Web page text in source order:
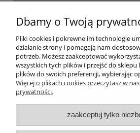
Moje konto
Gwarancja i zwroty
O firmie
Dbamy o Twoją
Pliki cookies i pokrewne im technologie
działanie strony i pomagają nam
potrzeb. Możesz zaakceptować
wszystkich tych plików i przejść do sklepu
plików do swoich preferencji, wybierając
Więcej o plikach cookies przeczytasz w
prywatności.
zaakceptuj tylko